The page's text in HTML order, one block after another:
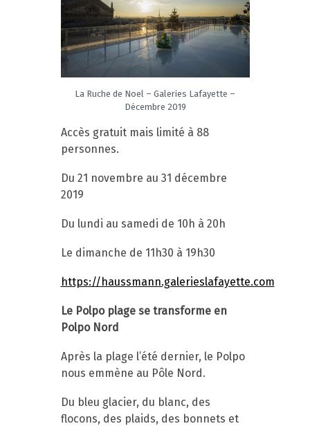
La Ruche de Noel – Galeries Lafayette –
Décembre 2019
Accès gratuit mais limité à 88
personnes.
Du 21 novembre au 31 décembre
2019
Du lundi au samedi de 10h à 20h
Le dimanche de 11h30 à 19h30
https://haussmann.galerieslafayette.com
Le Polpo plage se transforme en
Polpo Nord
Après la plage l’été dernier, le Polpo
nous emmène au Pôle Nord.
Du bleu glacier, du blanc, des
flocons, des plaids, des bonnets et